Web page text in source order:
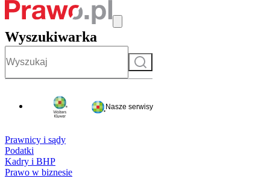
Wyszukiwarka
Szukaj
Nasze serwisy
Prawnicy i sądy
Podatki
Kadry i BHP
Prawo w biznesie